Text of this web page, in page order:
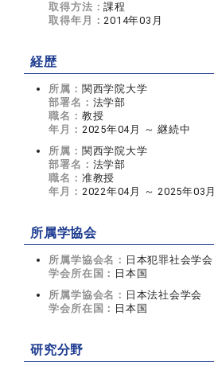
取得方法：課程
取得年月：2014年03月
経歴
所属： 関西学院大学
部署名： 法学部
職名： 教授
年月： 2025年04月 ～ 継続中
所属： 関西学院大学
部署名： 法学部
職名： 准教授
年月： 2022年04月 ～ 2025年03月
所属学協会
所属学協会名： 日本犯罪社会学会
学会所在国： 日本国
所属学協会名： 日本法社会学会
学会所在国： 日本国
研究分野